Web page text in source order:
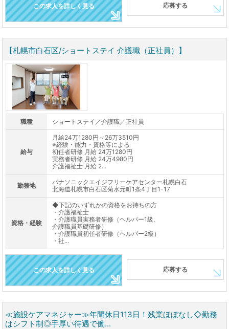
この求人を詳しく見る 応募する
【札幌市白石区/ショートステイ 介護職（正社員）】
職種 ショートステイ／介護職／正社員
給与
月給24万1280円～26万3510円
※経験・能力・資格等による
初任者研修 月給 24万1280円
実務者研修 月給 24万4980円
介護福祉士 月給 2...
勤務地
パナソニックエイジフリーケアセンター札幌白石
北海道札幌市白石区菊水元町1条4丁目1-17
資格・経験
◆下記のいずれかの資格をお持ちの方
・介護福祉士
・介護職員実務者研修（ヘルパー1級、
介護職員基礎研修）
・介護職員初任者研修（ヘルパー2級）
・社...
この求人を詳しく見る 応募する
≪施設ケアマネジャー≫年間休日113日！残業ほぼなし◇勤務
はシフト制◎手厚い待遇で働...